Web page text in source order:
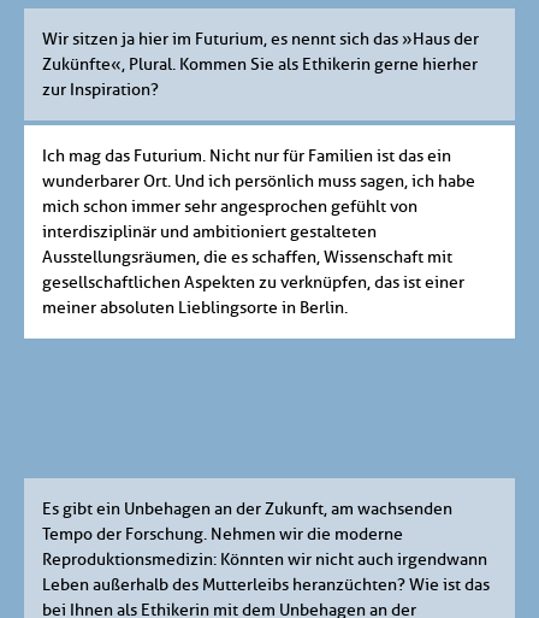
Wir sitzen ja hier im Futurium, es nennt sich das »Haus der
Zukünfte«, Plural. Kommen Sie als Ethikerin gerne hierher
zur Inspiration?
Ich mag das Futurium. Nicht nur für Familien ist das ein
wunderbarer Ort. Und ich persönlich muss sagen, ich habe
mich schon immer sehr angesprochen gefühlt von
interdisziplinär und ambitioniert gestalteten
Ausstellungsräumen, die es schaffen, Wissenschaft mit
gesellschaftlichen Aspekten zu verknüpfen, das ist einer
meiner absoluten Lieblingsorte in Berlin.
Es gibt ein Unbehagen an der Zukunft, am wachsenden
Tempo der Forschung. Nehmen wir die moderne
Reproduktionsmedizin: Könnten wir nicht auch irgendwann
Leben außerhalb des Mutterleibs heranzüchten? Wie ist das
bei Ihnen als Ethikerin mit dem Unbehagen an der